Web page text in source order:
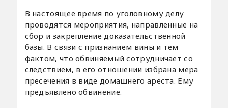
В настоящее время по уголовному делу
проводятся мероприятия, направленные на
сбор и закрепление доказательственной
базы. В связи с признанием вины и тем
фактом, что обвиняемый сотрудничает со
следствием, в его отношении избрана мера
пресечения в виде домашнего ареста. Ему
предъявлено обвинение.